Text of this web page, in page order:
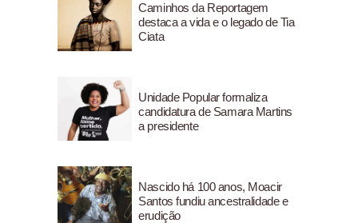
Caminhos da Reportagem
destaca a vida e o legado de Tia
Ciata
Unidade Popular formaliza
candidatura de Samara Martins
a presidente
Nascido há 100 anos, Moacir
Santos fundiu ancestralidade e
erudição